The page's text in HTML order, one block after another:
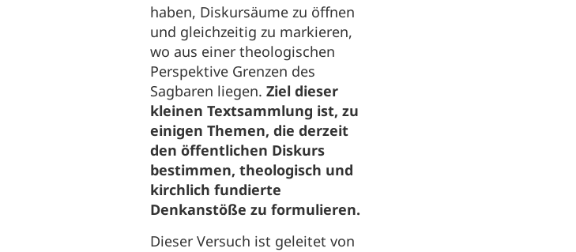
haben, Diskursäume zu öffnen
und gleichzeitig zu markieren,
wo aus einer theologischen
Perspektive Grenzen des
Sagbaren liegen.Ziel dieser
kleinen Textsammlung ist, zu
einigen Themen, die derzeit
den öffentlichen Diskurs
bestimmen, theologisch und
kirchlich fundierte
Denkanstöße zu formulieren.
Dieser Versuch ist geleitet von